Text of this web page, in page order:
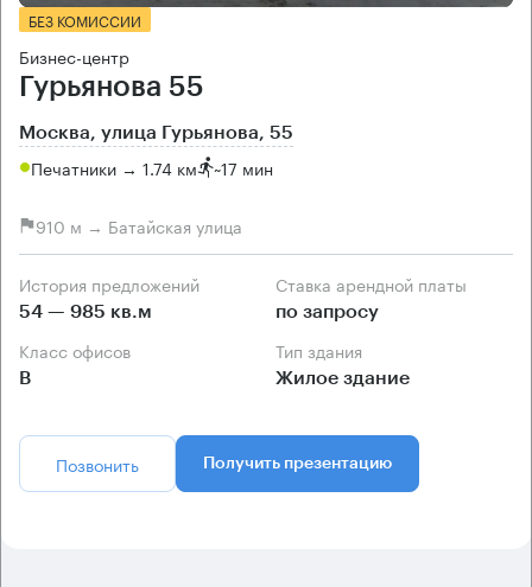
БЕЗ КОМИССИИ
Бизнес-центр
Гурьянова 55
Москва, улица Гурьянова, 55
Печатники → 1.74 км ~17 мин
910 м → Батайская улица
История предложений
54 — 985 кв.м
Ставка арендной платы
по запросу
Класс офисов
B
Тип здания
Жилое здание
Позвонить Получить презентацию